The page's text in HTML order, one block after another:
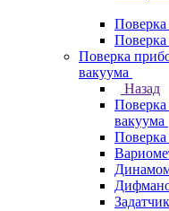
Поверка
Поверка
Поверка
вакуума
Назад
Поверка
вакуума
Поверка